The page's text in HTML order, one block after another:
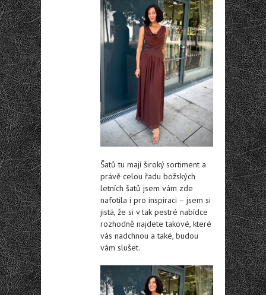
Šatů tu mají široký sortiment a
právě celou řadu božských
letních šatů jsem vám zde
nafotila i pro inspiraci – jsem si
jistá, že si v tak pestré nabídce
rozhodně najdete takové, které
vás nadchnou a také, budou
vám slušet.